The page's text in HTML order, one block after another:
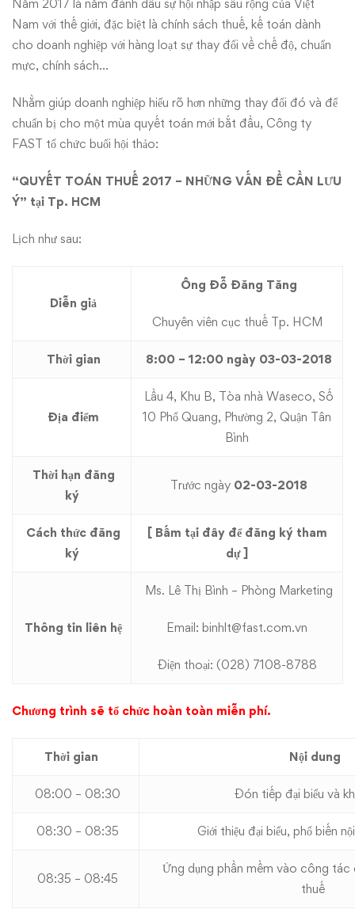
2017
–
Những
vấn
đề
cần
lưu
Hồ
Minh
Năm 2017 là năm đánh dấu sự hội nhập sâu rộng của Việt
Nam với thế giới, đặc biệt là chính sách thuế, kế toán dành
cho doanh nghiệp với hàng loạt sự thay đổi về chế độ, chuẩn
mực, chính sách…
Nhằm giúp doanh nghiệp hiểu rõ hơn những thay đổi đó và để
chuẩn bị cho một mùa quyết toán mới bắt đầu, Công ty
FAST tổ chức buổi hội thảo:
“QUYẾT TOÁN THUẾ 2017 – NHỮNG VẤN ĐỀ CẦN LƯU
Ý” tại Tp. HCM
Lịch như sau:
Diễn giả
Ông Đỗ Đăng Tăng
Chuyên viên cục thuế Tp. HCM​
Thời gian 8:00 – 12:00 ngày 03-03-2018
Địa điểm
Lầu 4, Khu B, Tòa nhà Waseco, Số
10 Phổ Quang, Phường 2, Quận Tân
Bình
Thời hạn đăng
ký
Trước ngày 02-03-2018
Cách thức đăng
ký
[ Bấm tại đây để đăng ký tham
dự]
Thông tin liên hệ
Ms. Lê Thị Bình – Phòng Marketing
Email: binhlt@fast.com.vn
Điện thoại: (028) 7108-8788
Chương trình sẽ tổ chức hoàn toàn miễn phí.
Thời gian Nội dung
08:00 – 08:30 Đón tiếp đại biểu và
08:30 – 08:35 Giới thiệu đại biểu, phổ biến
08:35 – 08:45
Ứng dụng phần mềm vào công tác
thuế